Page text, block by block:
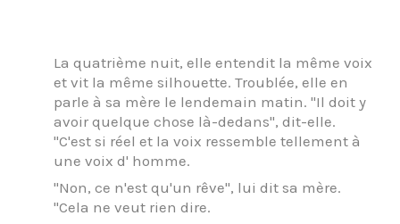
La quatrième nuit, elle entendit la même voix
et vit la même silhouette. Troublée, elle en
parle à sa mère le lendemain matin. "Il doit y
avoir quelque chose là-dedans", dit-elle.
"C'est si réel et la voix ressemble tellement à
une voix d' homme.
"Non, ce n'est qu'un rêve", lui dit sa mère.
"Cela ne veut rien dire.